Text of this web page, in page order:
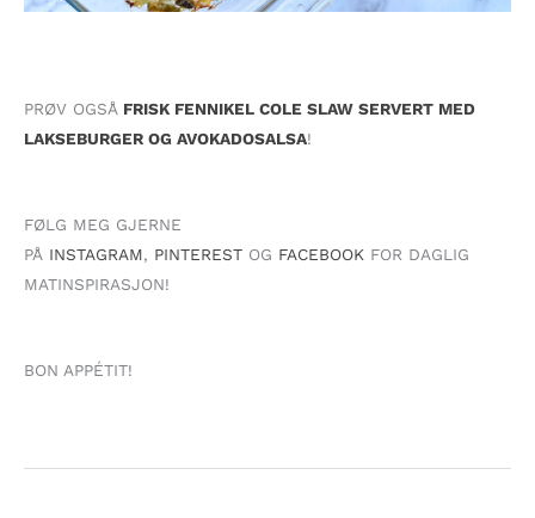
PRØV OGSÅ FRISK FENNIKEL COLE SLAW SERVERT MED
LAKSEBURGER OG AVOKADOSALSA!
FØLG MEG GJERNE
PÅ INSTAGRAM, PINTEREST OG FACEBOOK FOR DAGLIG
MATINSPIRASJON!
BON APPÉTIT!